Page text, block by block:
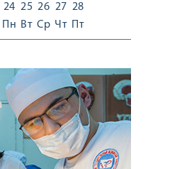
24
Пн
25
Вт
26
Ср
27
Чт
28
Пт